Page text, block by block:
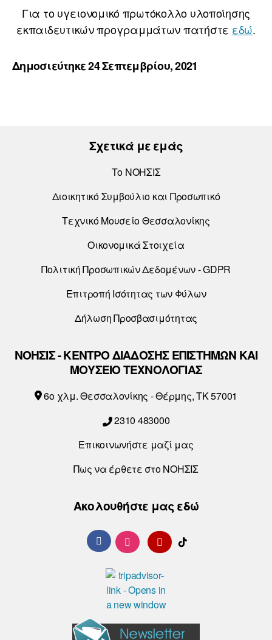
Για το υγειονομικό πρωτόκολλο υλοποίησης
εκπαιδευτικών προγραμμάτων πατήστε εδώ.
Δημοσιεύτηκε 24 Σεπτεμβρίου, 2021
Σχετικά με εμάς
Το ΝΟΗΣΙΣ
Διοικητικό Συμβούλιο και Προσωπικό
Τεχνικό Μουσείο Θεσσαλονίκης
Οικονομικά Στοιχεία
Πολιτική Προσωπικών Δεδομένων - GDPR
Επιτροπή Ισότητας των Φύλων
Δήλωση Προσβασιμότητας
ΝΟΗΣΙΣ - ΚΕΝΤΡΟ ΔΙΑΔΟΣΗΣ ΕΠΙΣΤΗΜΩΝ ΚΑΙ
ΜΟΥΣΕΙΟ ΤΕΧΝΟΛΟΓΙΑΣ
6o χλμ. Θεσσαλονίκης - Θέρμης, ΤΚ 57001
2310 483000
Επικοινωνήστε μαζί μας
Πως να έρθετε στο ΝΟΗΣΙΣ
Ακολουθήστε μας εδώ